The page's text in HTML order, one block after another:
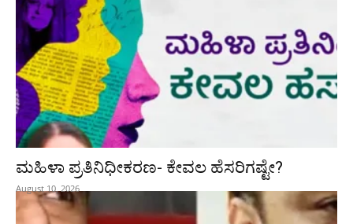
ಮಹಿಳಾ ಪ್ರತಿನಿಧೀಕರಣ- ಕೇವಲ ಹೆಸರಿಗಷ್ಟೇ?
August 10, 2026